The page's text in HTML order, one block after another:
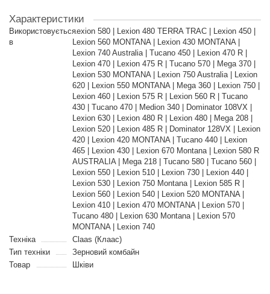
Характеристики
Використовується
в
Lexion 580 | Lexion 480 TERRA TRAC | Lexion 450 |
Lexion 560 MONTANA | Lexion 430 MONTANA |
Lexion 740 Australia | Tucano 450 | Lexion 470 R |
Lexion 470 | Lexion 475 R | Tucano 570 | Mega 370 |
Lexion 530 MONTANA | Lexion 750 Australia | Lexion
620 | Lexion 550 MONTANA | Mega 360 | Lexion 750 |
Lexion 460 | Lexion 575 R | Lexion 560 R | Tucano
430 | Tucano 470 | Medion 340 | Dominator 108VX |
Lexion 630 | Lexion 480 R | Lexion 480 | Mega 208 |
Lexion 520 | Lexion 485 R | Dominator 128VX | Lexion
420 | Lexion 420 MONTANA | Tucano 440 | Lexion
465 | Lexion 430 | Lexion 670 Montana | Lexion 580 R
AUSTRALIA | Mega 218 | Tucano 580 | Tucano 560 |
Lexion 550 | Lexion 510 | Lexion 730 | Lexion 440 |
Lexion 530 | Lexion 750 Montana | Lexion 585 R |
Lexion 560 | Lexion 540 | Lexion 520 MONTANA |
Lexion 410 | Lexion 470 MONTANA | Lexion 570 |
Tucano 480 | Lexion 630 Montana | Lexion 570
MONTANA | Lexion 740
Техніка
Claas (Клаас)
Тип техніки
Зерновий комбайн
Товар
Шківи